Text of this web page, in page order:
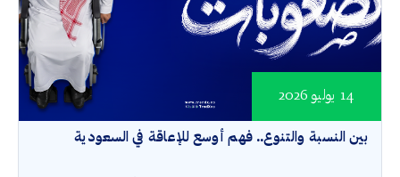
بين النسبة والتنوع.. فهم أوسع للإعاقة في السعودية
14 يوليو 2026